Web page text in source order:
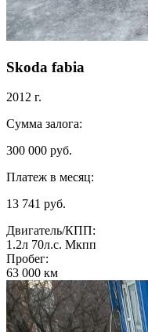
Skoda fabia
2012 г.
Сумма залога:
300 000 руб.
Платеж в месяц:
13 741 руб.
Двигатель/КПП:
1.2л 70л.с. Мкпп
Пробег:
63 000 км